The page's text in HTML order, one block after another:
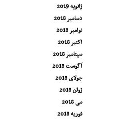
ژانویه 2019
دسامبر 2018
نوامبر 2018
اکتبر 2018
سپتامبر 2018
آگوست 2018
جولای 2018
ژوئن 2018
می 2018
فوریه 2018